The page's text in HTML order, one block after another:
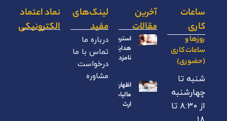
ساعات
کاری
روزها و
ساعات کاری
(حضوری)
شنبه تا
چهارشنبه
از ۸:۳۰ تا
آخرین
مقالات
استرداد
هدایای
نامزدی
اظهارنامه
مالیات بر
ارث
لینک‌های
مفید
درباره ما
تماس با ما
درخواست
مشاوره
نماد اعتماد
الکترونیکی